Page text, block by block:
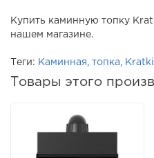
Купить каминную топку
нашем магазине.
Теги: Каминная топка Kratki
Товары этого